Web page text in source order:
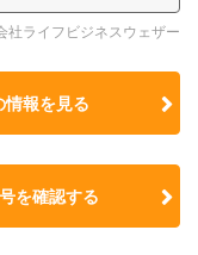
社ライフビジネスウェザー
情報を見る
を確認する